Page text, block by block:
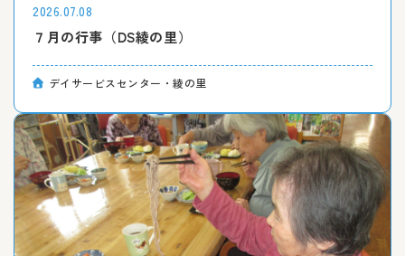
2026.07.08
７月の行事（DS綾の里）
デイサービスセンター・綾の里